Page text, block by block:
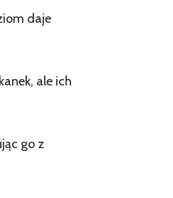
daje
ale ich
go z